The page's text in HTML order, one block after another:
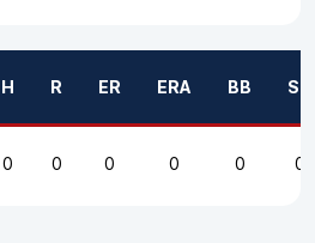
H R ER ERA BB SO
0 0 0 0 0 0